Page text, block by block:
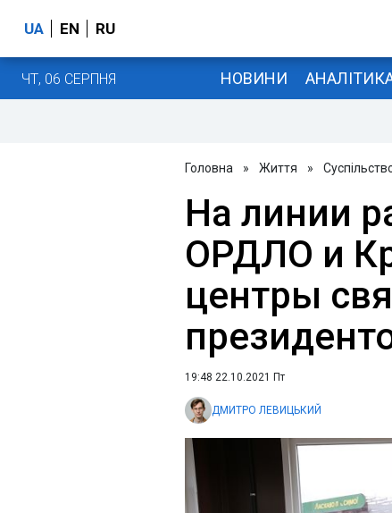
UA EN RU
ЧТ, 06 СЕРПНЯ НОВИНИ
Головна » Життя »
На линии
ОРДЛО и
центры
19:48 22.10.2021 Пт
ДМИТРО ЛЕВИЦЬКИЙ